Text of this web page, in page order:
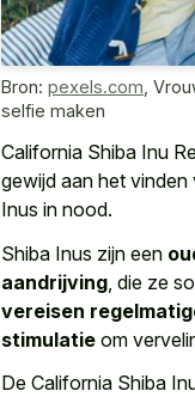
Bron: pexels.com
selfie maken
California Shiba Inu
gewijd aan het
Inus in nood.
Shiba Inus zijn een
aandrijving , die ze
vereisen
stimulatie om
De California Shiba